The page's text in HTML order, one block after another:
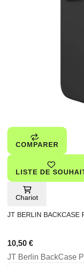
COMPARER
LISTE DE
Chariot
JT BERLIN BACKCASE
10,50 €
JT Berlin BackCase